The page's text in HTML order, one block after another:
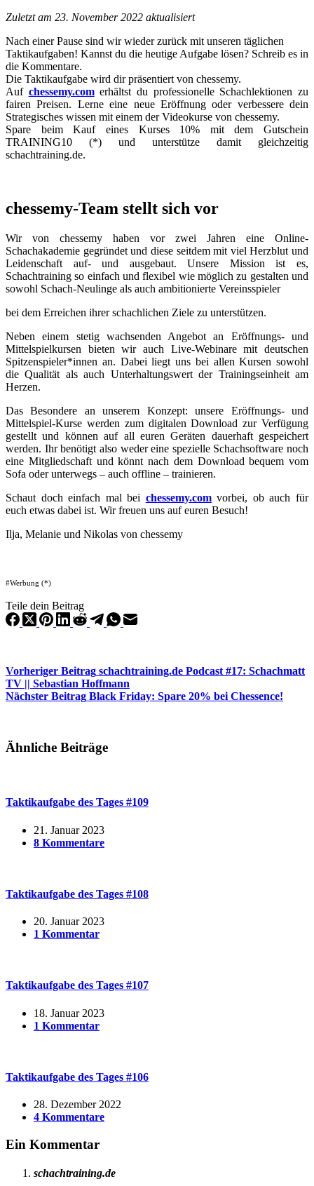
Zuletzt am 23. November 2022 aktualisiert
Nach einer Pause sind wir wieder zurück mit unseren täglichen
Taktikaufgaben! Kannst du die heutige Aufgabe lösen? Schreib es in
die Kommentare.
Die Taktikaufgabe wird dir präsentiert von chessemy.
Auf chessemy.comerhältst du professionelle Schachlektionen zu
fairen Preisen. Lerne eine neue Eröffnung oder verbessere dein
Strategisches wissen mit einem der Videokurse von chessemy.
Spare beim Kauf eines Kurses 10% mit dem Gutschein
TRAINING10 (*) und unterstütze damit gleichzeitig
schachtraining.de.
chessemy-Team stellt sich vor
Wir von chessemy haben vor zwei Jahren eine Online-
Schachakademie gegründet und diese seitdem mit viel Herzblut und
Leidenschaft auf- und ausgebaut. Unsere Mission ist es,
Schachtraining so einfach und flexibel wie möglich zu gestalten und
sowohl Schach-Neulinge als auch ambitionierte Vereinsspieler
bei dem Erreichen ihrer schachlichen Ziele zu unterstützen.
Neben einem stetig wachsenden Angebot an Eröffnungs- und
Mittelspielkursen bieten wir auch Live-Webinare mit deutschen
Spitzenspieler*innen an. Dabei liegt uns bei allen Kursen sowohl
die Qualität als auch Unterhaltungswert der Trainingseinheit am
Herzen.
Das Besondere an unserem Konzept: unsere Eröffnungs- und
Mittelspiel-Kurse werden zum digitalen Download zur Verfügung
gestellt und können auf all euren Geräten dauerhaft gespeichert
werden. Ihr benötigt also weder eine spezielle Schachsoftware noch
eine Mitgliedschaft und könnt nach dem Download bequem vom
Sofa oder unterwegs – auch offline – trainieren.
Schaut doch einfach mal bei chessemy.comvorbei, ob auch für
euch etwas dabei ist. Wir freuen uns auf euren Besuch!
Ilja, Melanie und Nikolas von chessemy
#Werbung (*)
Teile dein Beitrag
Vorheriger Beitrag schachtraining.de Podcast #17: Schachmatt
TV || Sebastian Hoffmann
Nächster Beitrag Black Friday: Spare 20% bei Chessence!
Ähnliche Beiträge
Taktikaufgabe des Tages #109
21. Januar 2023
8 Kommentare
Taktikaufgabe des Tages #108
20. Januar 2023
1 Kommentar
Taktikaufgabe des Tages #107
18. Januar 2023
1 Kommentar
Taktikaufgabe des Tages #106
28. Dezember 2022
4 Kommentare
Ein Kommentar
schachtraining.de